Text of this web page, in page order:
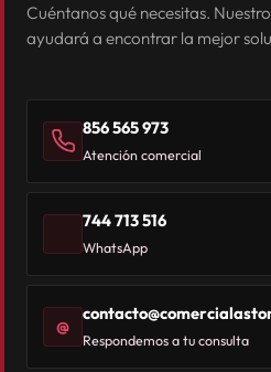
Cuéntanos qué necesitas.
ayudará a encontrar la mejor
856 565 973
Atención comercial
744 713 516
WhatsApp
@
Respondemos a tu consulta